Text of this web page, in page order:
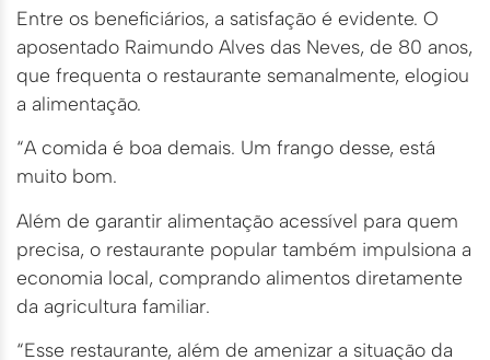
Entre os beneficiários, a satisfação é evidente. O
aposentado Raimundo Alves das Neves, de 80 anos,
que frequenta o restaurante semanalmente, elogiou
a alimentação.
“A comida é boa demais. Um frango desse, está
muito bom.
Além de garantir alimentação acessível para quem
precisa, o restaurante popular também impulsiona a
economia local, comprando alimentos diretamente
da agricultura familiar.
“Esse restaurante, além de amenizar a situação da